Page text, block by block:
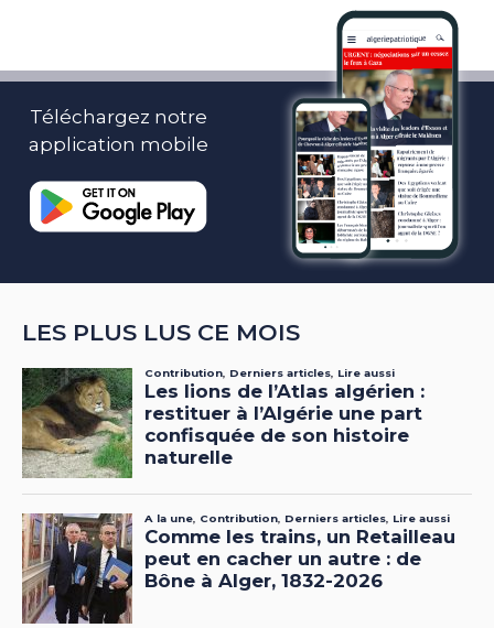
Téléchargez notre
application mobile
LES PLUS LUS CE MOIS